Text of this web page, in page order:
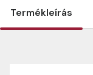
Termékleírás